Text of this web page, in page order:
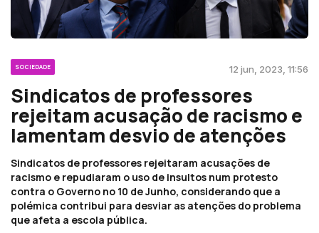
SOCIEDADE 12 jun, 2023, 11:56
Sindicatos de professores
rejeitam acusação de racismo e
lamentam desvio de atenções
Sindicatos de professores rejeitaram acusações de
racismo e repudiaram o uso de insultos num protesto
contra o Governo no 10 de Junho, considerando que a
polémica contribui para desviar as atenções do problema
que afeta a escola pública.